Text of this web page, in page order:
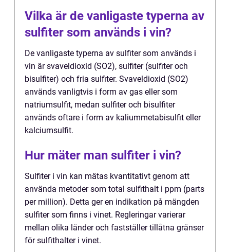
Vilka är de vanligaste typerna av
sulfiter som används i vin?
De vanligaste typerna av sulfiter som används i
vin är svaveldioxid (SO2), sulfiter (sulfiter och
bisulfiter) och fria sulfiter. Svaveldioxid (SO2)
används vanligtvis i form av gas eller som
natriumsulfit, medan sulfiter och bisulfiter
används oftare i form av kaliummetabisulfit eller
kalciumsulfit.
Hur mäter man sulfiter i vin?
Sulfiter i vin kan mätas kvantitativt genom att
använda metoder som total sulfithalt i ppm (parts
per million). Detta ger en indikation på mängden
sulfiter som finns i vinet. Regleringar varierar
mellan olika länder och fastställer tillåtna gränser
för sulfithalter i vinet.